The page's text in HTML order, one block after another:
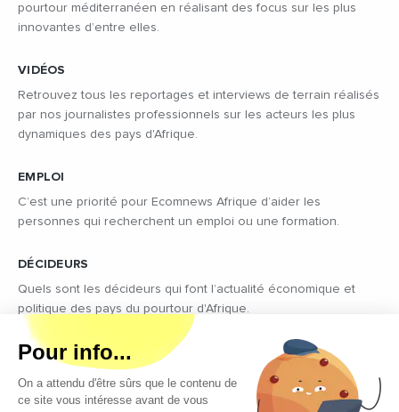
pourtour méditerranéen en réalisant des focus sur les plus
innovantes d’entre elles.
VIDÉOS
Retrouvez tous les reportages et interviews de terrain réalisés
par nos journalistes professionnels sur les acteurs les plus
dynamiques des pays d'Afrique.
EMPLOI
C’est une priorité pour Ecomnews Afrique d’aider les
personnes qui recherchent un emploi ou une formation.
DÉCIDEURS
Quels sont les décideurs qui font l’actualité économique et
politique des pays du pourtour d'Afrique.